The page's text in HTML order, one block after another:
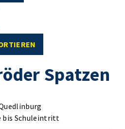
Spatzen
bis Schuleintritt